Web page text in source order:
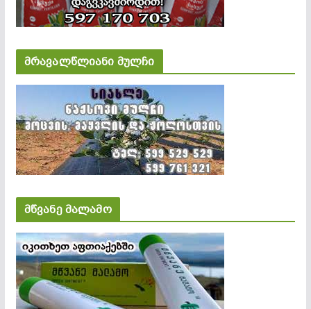
მრავალწლიანი მულჩი
მწვანე მალამო